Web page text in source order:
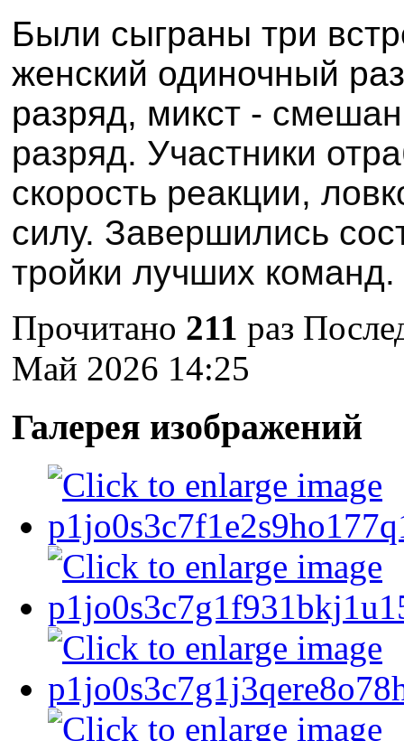
Были сыграны три
женский одиночный
разряд, микст -
разряд. Участники
скорость реакции,
силу. Завершились
тройки лучших команд.
Прочитано 211 раз
Май 2026 14:25
Галерея изображений